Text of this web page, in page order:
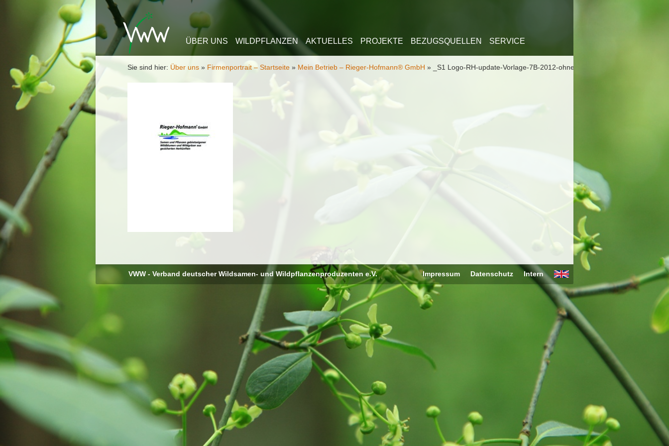
Zum Inhalt springen
ÜBER UNS WILDPFLANZEN AKTUELLES PROJEKTE BEZUGSQUELLEN SERVICE
Sie sind hier: Über uns » Firmenportrait – Startseite » Mein Betrieb – Rieger-Hofmann® GmbH » _S1 Logo-RH-update-Vorlage-7B-2012-ohne Adresse
VWW - Verband deutscher Wildsamen- und Wildpflanzenproduzenten e.V. Impressum Datenschutz Intern